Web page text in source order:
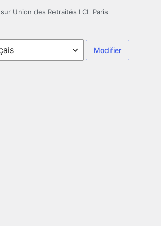
Union des Retraités LCL Paris